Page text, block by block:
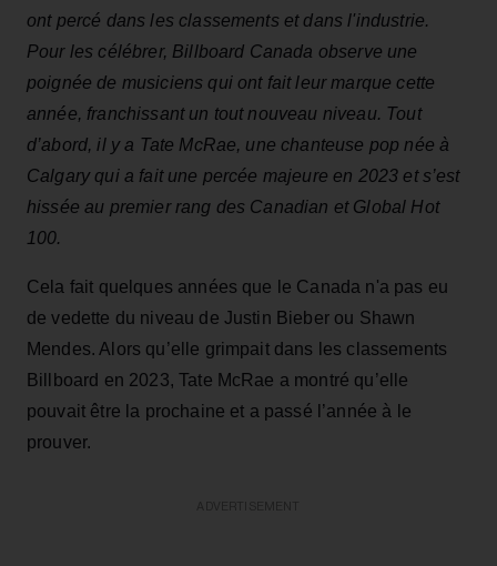
ont percé dans les classements et dans l'industrie.
Pour les célébrer, Billboard Canada observe une
poignée de musiciens qui ont fait leur marque cette
année, franchissant un tout nouveau niveau. Tout
d’abord, il y a Tate McRae, une chanteuse pop née à
Calgary qui a fait une percée majeure en 2023 et s’est
hissée au premier rang des Canadian et Global Hot
100.
Cela fait quelques années que le Canada n'a pas eu
de vedette du niveau de Justin Bieber ou Shawn
Mendes. Alors qu’elle grimpait dans les classements
Billboard en 2023, Tate McRae a montré qu’elle
pouvait être la prochaine et a passé l’année à le
prouver.